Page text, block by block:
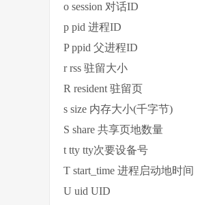
o session 对话ID
p pid 进程ID
P ppid 父进程ID
r rss 驻留大小
R resident 驻留页
s size 内存大小(千字节)
S share 共享页地数量
t tty tty次要设备号
T start_time 进程启动地时间
U uid UID